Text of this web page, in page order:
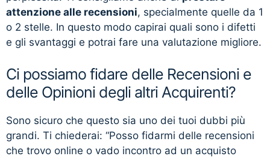
attenzione alle recensioni, specialmente quelle da 1
o 2 stelle. In questo modo capirai quali sono i difetti
e gli svantaggi e potrai fare una valutazione migliore.
Ci possiamo fidare delle Recensioni e
delle Opinioni degli altri Acquirenti?
Sono sicuro che questo sia uno dei tuoi dubbi più
grandi. Ti chiederai: “Posso fidarmi delle recensioni
che trovo online o vado incontro ad un acquisto